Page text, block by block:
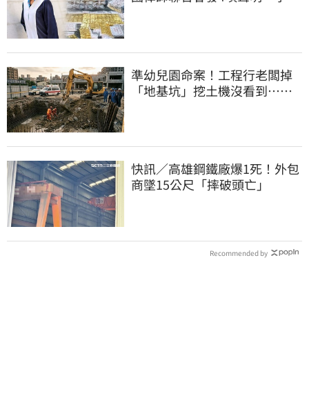
準幼兒園命案！工程行老闆掉
「地基坑」挖土機沒看到…下
快訊／高雄鋼鐵廠爆1死！外包
商墜15公尺「摔破頭亡」
Recommended by